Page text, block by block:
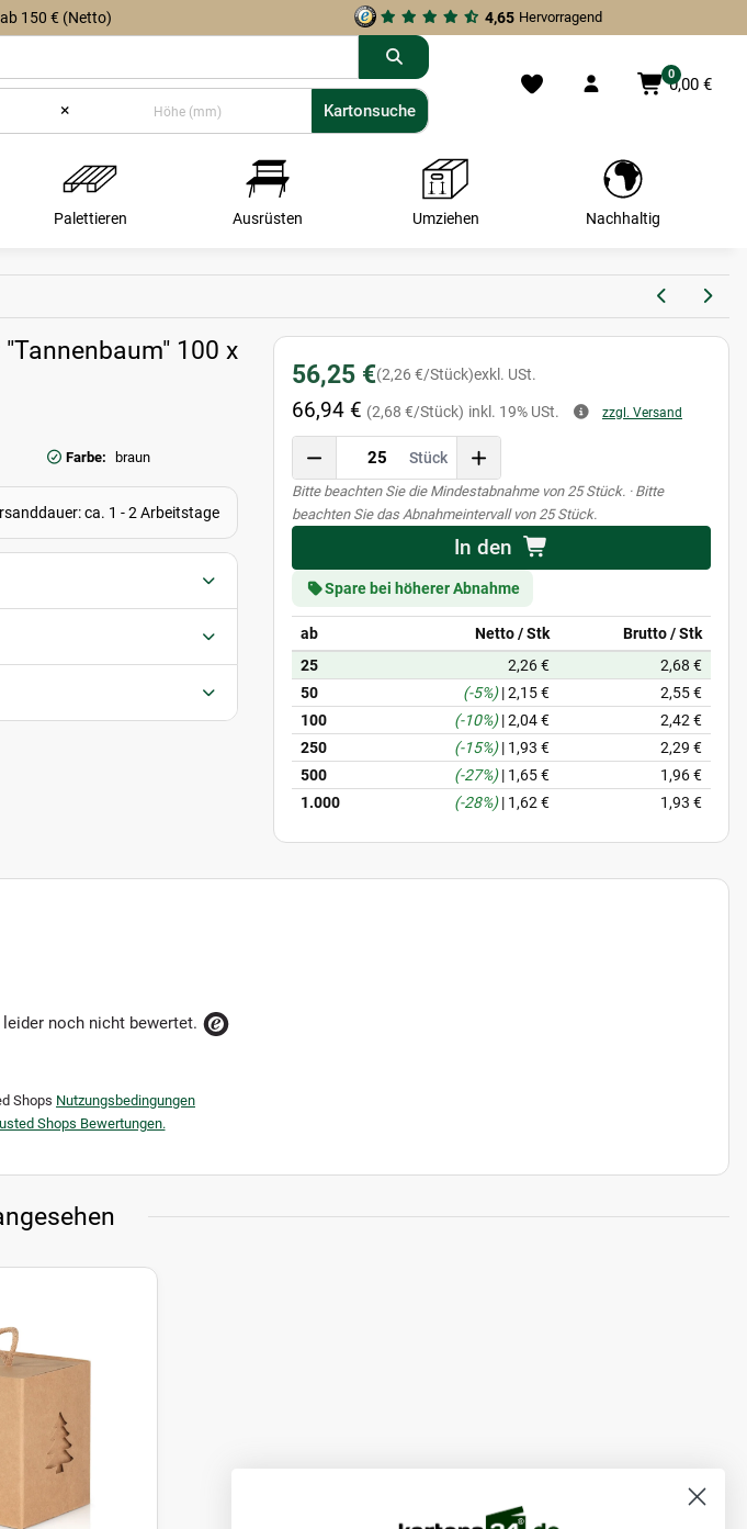
150 € (Netto) 4,65 Hervorragend
0
0,00 €
× Kartonsuche
Kartonsuche
Palettieren Ausrüsten Umziehen Nachhaltig
100 x
Farbe: braun
ca. 1 - 2 Arbeitstage
56,25 €(2,26 €/Stück)exkl. USt.
66,94 € (2,68 €/Stück) inkl. 19% USt. zzgl. Versand
Stück
xBitte beachten Sie die Mindestabnahme von 25 Stück. · Bitte
beachten Sie das Abnahmeintervall von 25 Stück.
In den
Spare bei höherer Abnahme
ab Netto / Stk
Brutto / Stk
25
2,26 €
2,68 €
50
(-5%)|2,15 €
2,55 €
100
(-10%)|2,04 €
2,42 €
250
(-15%)| 1,93 €
2,29 €
500
(-27%)| 1,65 €
1,96 €
1.000
(-28%)| 1,62 € 1,93 €
noch nicht bewertet.
Shops Nutzungsbedingungen
Shops Bewertungen.